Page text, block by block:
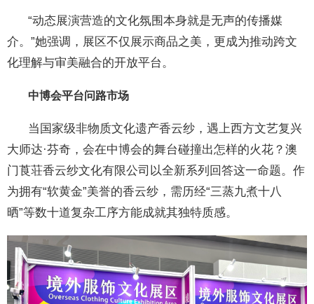
“动态展演营造的文化氛围本身就是无声的传播媒
介。”她强调，展区不仅展示商品之美，更成为推动跨文
化理解与审美融合的开放平台。
中博会平台问路市场
当国家级非物质文化遗产香云纱，遇上西方文艺复兴
大师达·芬奇，会在中博会的舞台碰撞出怎样的火花？澳
门莨荘香云纱文化有限公司以全新系列回答这一命题。作
为拥有“软黄金”美誉的香云纱，需历经“三蒸九煮十八
晒”等数十道复杂工序方能成就其独特质感。